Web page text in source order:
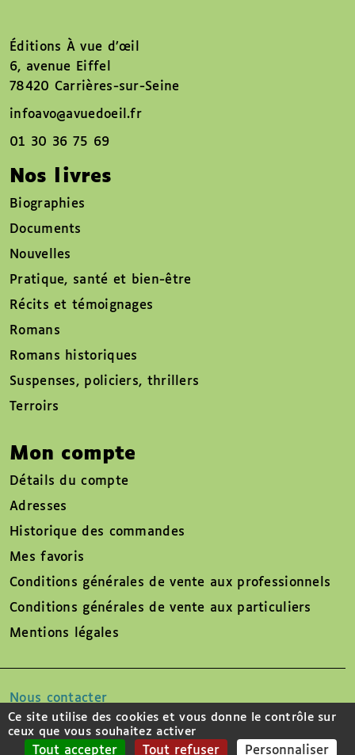
Éditions À vue d’œil
6, avenue Eiffel
78420 Carrières-sur-Seine
infoavo@avuedoeil.fr
01 30 36 75 69
Nos livres
Biographies
Documents
Nouvelles
Pratique, santé et bien-être
Récits et témoignages
Romans
Romans historiques
Suspenses, policiers, thrillers
Terroirs
Mon compte
Détails du compte
Adresses
Historique des commandes
Mes favoris
Conditions générales de vente aux professionnels
Conditions générales de vente aux particuliers
Mentions légales
Nous contacter
Suivez-nous sur
Ce site utilise des cookies et vous donne le contrôle sur
ceux que vous souhaitez activer
Tout accepter Tout refuser Personnaliser